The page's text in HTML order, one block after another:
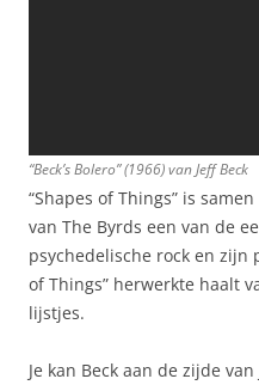
“Beck’s Bolero” (1966) van Jeff Beck
“Shapes of Things” is
van The Byrds een van de
psychedelische rock en zijn
of Things” herwerkte haalt
lijstjes.
Je kan Beck aan de zijde